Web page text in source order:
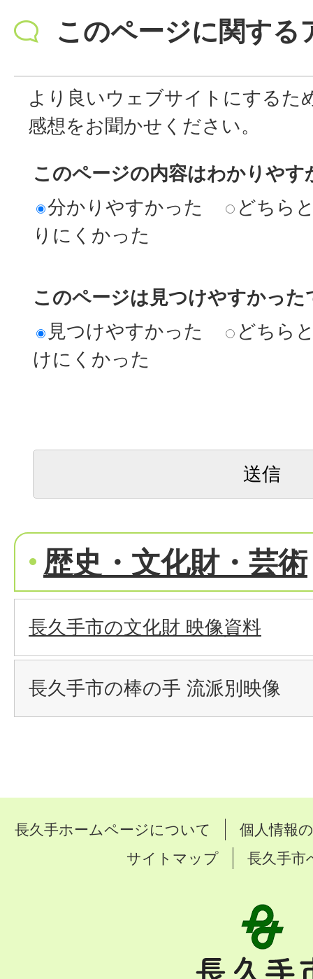
このページに関する
より良いウェブサイトにするた
感想をお聞かせください。
このページの内容はわかりやす
分かりやすかった
どちら
りにくかった
このページは見つけやすかった
見つけやすかった
どちら
けにくかった
歴史・文化財・芸術
長久手市の文化財 映像資料
長久手市の棒の手 流派別映像
長久手ホームページについて
個人情報
サイトマップ
長久手市
手